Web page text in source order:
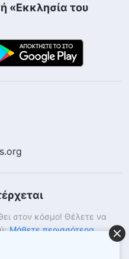
«Εκκλησία του
στον κόσμο! Θέλετε να
Μάθετε περισσότερα